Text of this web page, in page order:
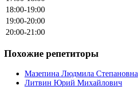
18:00-19:00
19:00-20:00
20:00-21:00
Похожие репетиторы
Мазепина Людмила Степановна
Литвин Юрий Михайлович